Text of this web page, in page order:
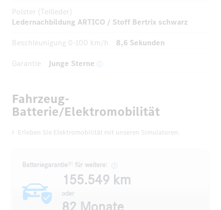
Polster (Teilleder)
Ledernachbildung ARTICO / Stoff Bertrix schwarz
Beschleunigung 0-100 km/h
8,6 Sekunden
Garantie
Junge Sterne
Fahrzeug-
Batterie/Elektromobilität
Erleben Sie Elektromobilität mit unseren Simulatoren.
Batteriegarantie [8] für weitere:
155.549 km
oder